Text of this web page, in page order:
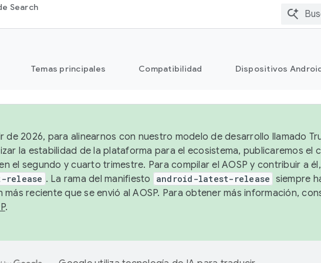
Search
Temas principales Compatibilidad Dispositivos
de 2026, para alinearnos con nuestro modelo de desarrollo llamado
la estabilidad de la plataforma para el ecosistema, publicaremos el
el segundo y cuarto trimestre. Para compilar el AOSP y contribuir a
release . La rama del manifiesto android-latest-release siempre
más reciente que se envió al AOSP. Para obtener más información,
.